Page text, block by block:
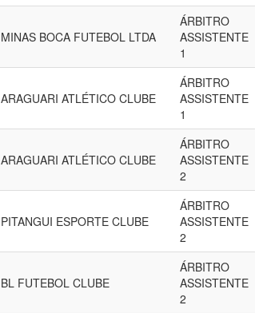
MINAS BOCA FUTEBOL LTDA
ÁRBITRO
ASSISTENTE
1
ARAGUARI ATLÉTICO CLUBE
ÁRBITRO
ASSISTENTE
1
ARAGUARI ATLÉTICO CLUBE
ÁRBITRO
ASSISTENTE
2
PITANGUI ESPORTE CLUBE
ÁRBITRO
ASSISTENTE
2
BL FUTEBOL CLUBE
ÁRBITRO
ASSISTENTE
2